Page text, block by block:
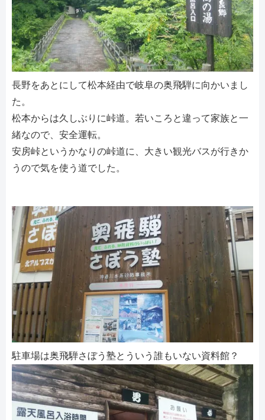
長野をあとにして松本経由で岐阜の奥飛騨に向かいまし
た。
松本からは久しぶりに峠道。若いころと違って家族と一
緒なので、安全運転。
安房峠というかなりの峠道に、大きい観光バスが行きか
うので気を使う道でした。
駐車場は奥飛騨さぼう塾とういう誰もいない資料館？